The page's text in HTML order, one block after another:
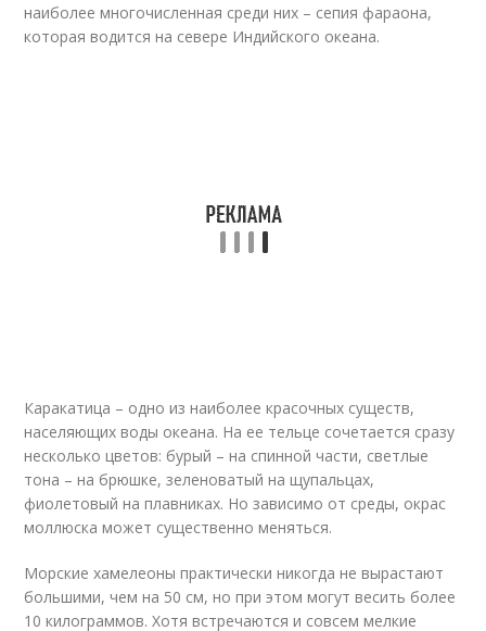
наиболее многочисленная среди них – сепия фараона,
которая водится на севере Индийского океана.
Каракатица – одно из наиболее красочных существ,
населяющих воды океана. На ее тельце сочетается сразу
несколько цветов: бурый – на спинной части, светлые
тона – на брюшке, зеленоватый на щупальцах,
фиолетовый на плавниках. Но зависимо от среды, окрас
моллюска может существенно меняться.
Морские хамелеоны практически никогда не вырастают
большими, чем на 50 см, но при этом могут весить более
10 килограммов. Хотя встречаются и совсем мелкие